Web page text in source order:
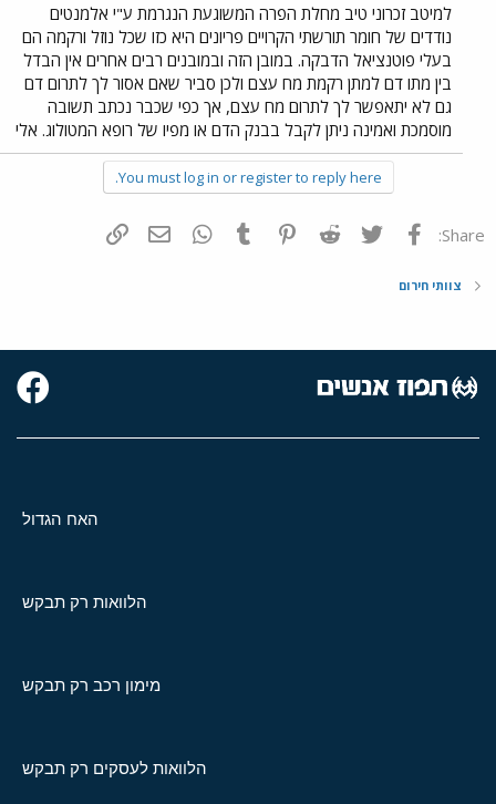
למיטב זכרוני טיב מחלת הפרה המשוגעת הנגרמת ע"י אלמנטים
נודדים של חומר תורשתי הקרויים פריונים היא כזו שכל נוזל ורקמה הם
בעלי פוטנציאל הדבקה. במובן הזה ובמובנים רבים אחרים אין הבדל
בין מתו דם למתן רקמת מח עצם ולכן סביר שאם אסור לך לתרום דם
גם לא יתאפשר לך לתרום מח עצם, אך כפי שכבר נכתב תשובה
מוסמכת ואמינה ניתן לקבל בבנק הדם או מפיו של רופא המטולוג. אלי
You must log in or register to reply here.
Share: פייסבוק Twitter
Reddit
Pinterest
Tumblr
WhatsAppדואר אלקטרוני
צוותי חירום
האח הגדול
הלוואות רק תבקש
מימון רכב רק תבקש
הלוואות לעסקים רק תבקש